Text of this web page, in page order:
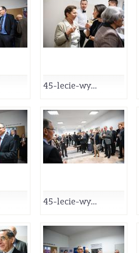
45-lecie-wy...
45-lecie-wy...